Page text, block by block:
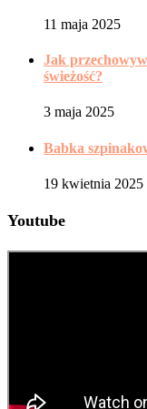
11 maja 2025
Jak
świeżość?
3 maja 2025
Babka
19 kwietnia 2025
Youtube